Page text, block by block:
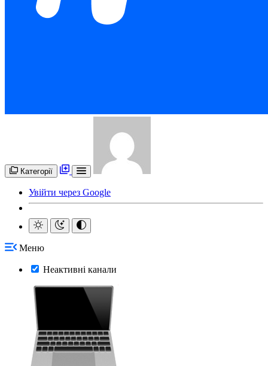
Категорії
Увійти через Google
Меню
Неактивні канали